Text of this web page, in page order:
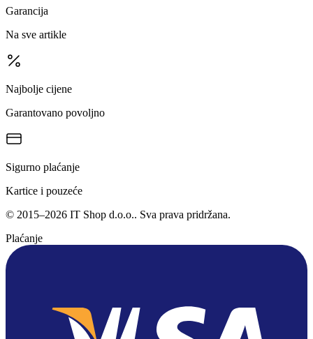
Garancija
Na sve artikle
Najbolje cijene
Garantovano povoljno
Sigurno plaćanje
Kartice i pouzeće
© 2015–2026 IT Shop d.o.o.. Sva prava pridržana.
Plaćanje